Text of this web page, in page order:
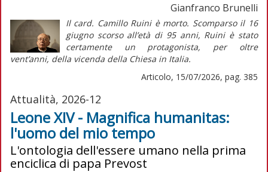
Gianfranco Brunelli
Il card. Camillo Ruini è morto. Scomparso il 16
giugno scorso all’età di 95 anni, Ruini è stato
certamente un protagonista, per oltre
vent’anni, della vicenda della Chiesa in Italia.
Articolo, 15/07/2026, pag. 385
Attualità, 2026-12
Leone XIV - Magnifica humanitas:
l'uomo del mio tempo
L'ontologia dell'essere umano nella prima
enciclica di papa Prevost